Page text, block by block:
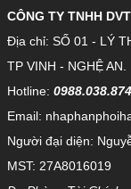
CÔNG TY TNHH
Địa chỉ: SỐ 01 - LÝ
TP VINH - NGHỆ AN.
Hotline:
Email:
Người đại diện:
MST: 27A8016019